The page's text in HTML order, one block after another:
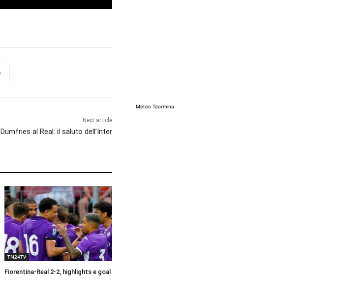
Next article
Dumfries al Real: il saluto dell’Inter
TN24TV
Fiorentina-Real 2-2, highlights e goal
Meteo Taormina